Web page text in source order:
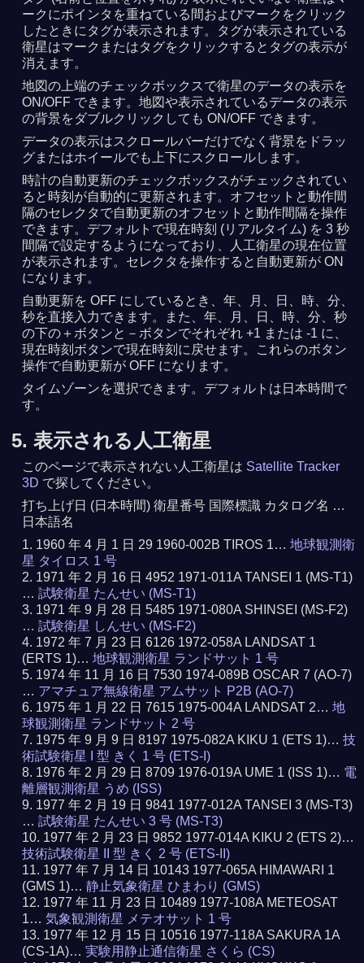
ークにポインタを重ねている間およびマークをクリック
したときにタグが表示されます。タグが表示されている
衛星はマークまたはタグをクリックするとタグの表示が
消えます。
地図の上端のチェックボックスで衛星のデータの表示を
ON/OFF できます。地図や表示されているデータの表示
の背景をダブルクリックしても ON/OFF できます。
データの表示はスクロールバーだけでなく背景をドラッ
グまたはホイールでも上下にスクロールします。
時計の自動更新のチェックボックスがチェックされてい
ると時刻が自動的に更新されます。オフセットと動作間
隔のセレクタで自動更新のオフセットと動作間隔を操作
できます。デフォルトで現在時刻 (リアルタイム) を 3 秒
間隔で設定するようになっており、人工衛星の現在位置
が表示されます。セレクタを操作すると自動更新が ON
になります。
自動更新を OFF にしているとき、年、月、日、時、分、
秒を直接入力できます。また、年、月、日、時、分、秒
の下の＋ボタンと－ボタンでそれぞれ +1 または -1 に、
現在時刻ボタンで現在時刻に戻せます。これらのボタン
操作で自動更新が OFF になります。
タイムゾーンを選択できます。デフォルトは日本時間で
す。
5. 表示される人工衛星
このページで表示されない人工衛星は Satellite Tracker
3D で探してください。
打ち上げ日 (日本時間) 衛星番号 国際標識 カタログ名 …
日本語名
1960 年 4 月 1 日 29 1960-002B TIROS 1…地球観測衛
星 タイロス 1 号
1971 年 2 月 16 日 4952 1971-011A TANSEI 1 (MS-T1)
…試験衛星 たんせい (MS-T1)
1971 年 9 月 28 日 5485 1971-080A SHINSEI (MS-F2)
…試験衛星 しんせい (MS-F2)
1972 年 7 月 23 日 6126 1972-058A LANDSAT 1
(ERTS 1)…地球観測衛星 ランドサット 1 号
1974 年 11 月 16 日 7530 1974-089B OSCAR 7 (AO-7)
… アマチュア無線衛星 アムサット P2B (AO-7)
1975 年 1 月 22 日 7615 1975-004A LANDSAT 2…地
球観測衛星 ランドサット 2 号
1975 年 9 月 9 日 8197 1975-082A KIKU 1 (ETS 1)…技
術試験衛星 I 型 きく 1 号 (ETS-I)
1976 年 2 月 29 日 8709 1976-019A UME 1 (ISS 1)… 電
離層観測衛星 うめ (ISS)
1977 年 2 月 19 日 9841 1977-012A TANSEI 3 (MS-T3)
…試験衛星 たんせい 3 号 (MS-T3)
1977 年 2 月 23 日 9852 1977-014A KIKU 2 (ETS 2)…
技術試験衛星 II 型 きく 2 号 (ETS-II)
1977 年 7 月 14 日 10143 1977-065A HIMAWARI 1
(GMS 1)…静止気象衛星 ひまわり (GMS)
1977 年 11 月 23 日 10489 1977-108A METEOSAT
1…気象観測衛星 メテオサット 1 号
1977 年 12 月 15 日 10516 1977-118A SAKURA 1A
(CS-1A)…実験用静止通信衛星 さくら (CS)